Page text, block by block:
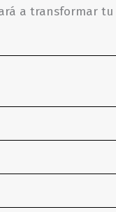
a transformar